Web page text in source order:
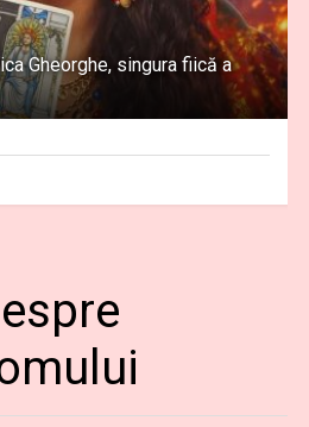
Gheorghe, singura fiică a